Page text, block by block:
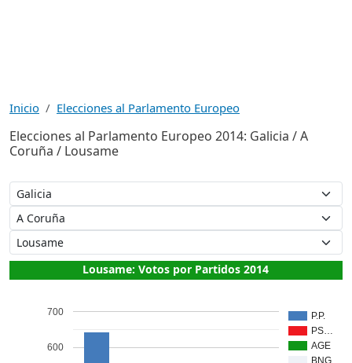
Inicio Elecciones al Parlamento Europeo
Elecciones al Parlamento Europeo 2014: Galicia / A
Coruña / Lousame
Lousame: Votos por Partidos 2014
P.P.
PS…
AGE
BNG
600
700